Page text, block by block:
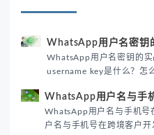
WhatsApp用户名密钥
WhatsApp用户名密钥的
username key是什么？怎
境团队高效触达目标客户。
WhatsApp用户名与手
WhatsApp用户名与手机号
户名与手机号在跨境客户